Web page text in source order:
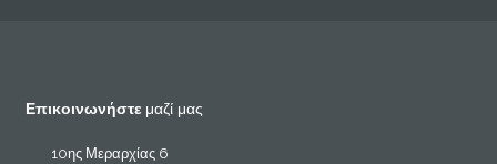
Επικοινωνήστε μαζί μας
10ης Μεραρχίας 6